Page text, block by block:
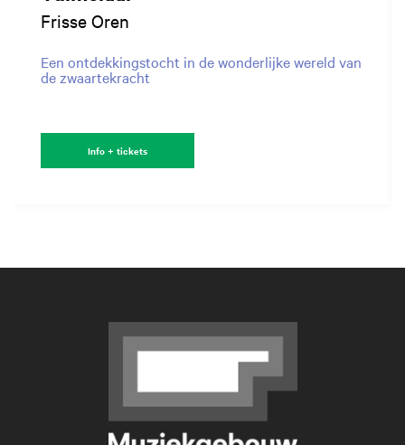
Frisse Oren
Een ontdekkingstocht in de wonderlijke wereld van
de zwaartekracht
Info + tickets